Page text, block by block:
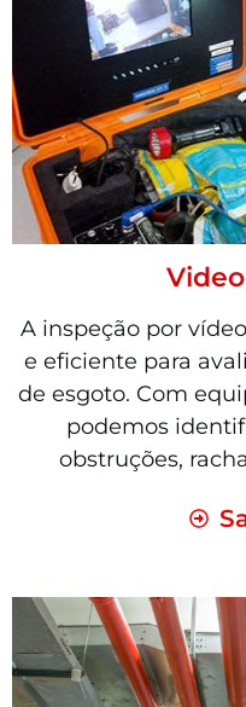
A inspeção por
e eficiente para
de esgoto. Com
podemos
obstruções,